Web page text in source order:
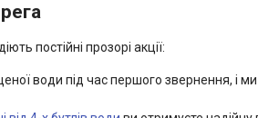
постійні прозорі акції:
води під час першого звернення, і